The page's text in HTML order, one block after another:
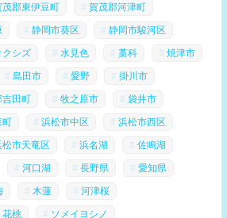
茂郡東伊豆町 賀茂郡河津町
静岡市葵区 静岡市駿河区
クシズ 水見色 藁科 焼津市
島田市 愛野 掛川市
吉田町 牧之原市 袋井市
町 浜松市中区 浜松市西区
松市天竜区 浜名湖 佐鳴湖
河口湖 長野県 愛知県
木蓮 河津桜
花桃 ソメイヨシノ